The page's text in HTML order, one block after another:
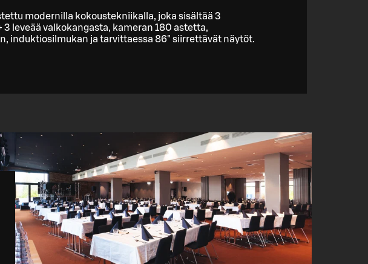
modernilla kokoustekniikalla, joka sisältää 3
3 leveää valkokangasta, kameran 180 astetta,
induktiosilmukan ja tarvittaessa 86" siirrettävät näytöt.